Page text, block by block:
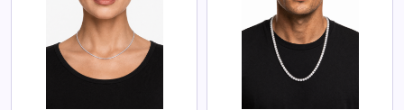
6mm Iced CZ Tennis Chain
Halskette
View All Miles Deals